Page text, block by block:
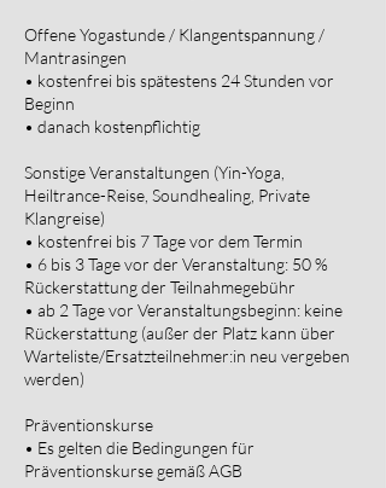
Offene Yogastunde / Klangentspannung /
Mantrasingen
• kostenfrei bis spätestens 24 Stunden vor
Beginn
• danach kostenpflichtig
Sonstige Veranstaltungen (Yin-Yoga,
Heiltrance-Reise, Soundhealing, Private
Klangreise)
• kostenfrei bis 7 Tage vor dem Termin
• 6 bis 3 Tage vor der Veranstaltung: 50 %
Rückerstattung der Teilnahmegebühr
• ab 2 Tage vor Veranstaltungsbeginn: keine
Rückerstattung (außer der Platz kann über
Warteliste/Ersatzteilnehmer:in neu vergeben
werden)
Präventionskurse
• Es gelten die Bedingungen für
Präventionskurse gemäß AGB